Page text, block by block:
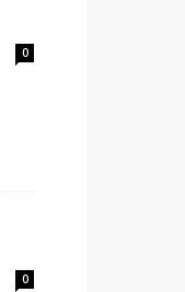
0
0